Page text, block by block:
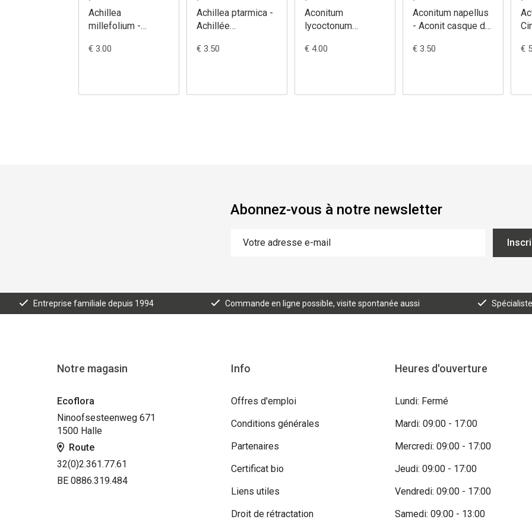
Achillea
millefolium -
millefeuille
€ 3.00
Achillea ptarmica -
Achillée
€ 3.50
Aconitum
lycoctonum
tue-loup
€ 4.00
Aconitum napellus
- Aconit casque de
€ 3.50 €
Abonnez-vous à notre newsletter
Entreprise familiale depuis 1994 Commande en ligne possible, visite spontanée aussi
Notre magasin
Ecoflora
Ninoofsesteenweg 671
1500 Halle
Route
32(0)2.361.77.61
BE 0886.319.484
Info
Offres d'emploi
Conditions générales
Partenaires
Certificat bio
Liens utiles
Droit de rétractation
Heures d'ouverture
Lundi: Fermé
Mardi: 09:00 - 17:00
Mercredi: 09:00 - 17:00
Jeudi: 09:00 - 17:00
Vendredi: 09:00 - 17:00
Samedi: 09:00 - 13:00